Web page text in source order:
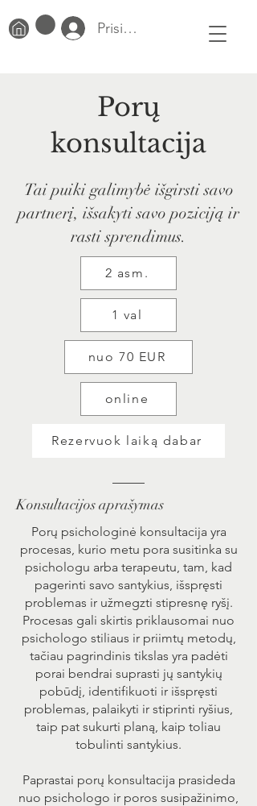
Prisijungti
Porų
konsultacija
Tai puiki galimybė išgirsti savo
partnerį, išsakyti savo poziciją ir
rasti sprendimus.
2 asm.
1 val
nuo 70 EUR
online
Rezervuok laiką dabar
Konsultacijos aprašymas
Porų psichologinė konsultacija yra
procesas, kurio metu pora susitinka su
psichologu arba terapeutu, tam, kad
pagerinti savo santykius, išspręsti
problemas ir užmegzti stipresnę ryšį.
Procesas gali skirtis priklausomai nuo
psichologo stiliaus ir priimtų metodų,
tačiau pagrindinis tikslas yra padėti
porai bendrai suprasti jų santykių
pobūdį, identifikuoti ir išspręsti
problemas, palaikyti ir stiprinti ryšius,
taip pat sukurti planą, kaip toliau
tobulinti santykius.
Paprastai porų konsultacija prasideda
nuo psichologo ir poros susipažinimo,